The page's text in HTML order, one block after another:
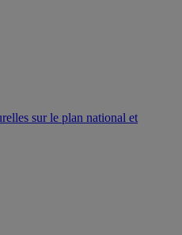
sur le plan national et